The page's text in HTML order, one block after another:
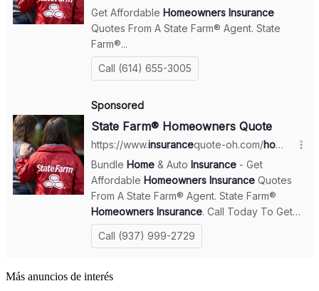
Más anuncios de interés